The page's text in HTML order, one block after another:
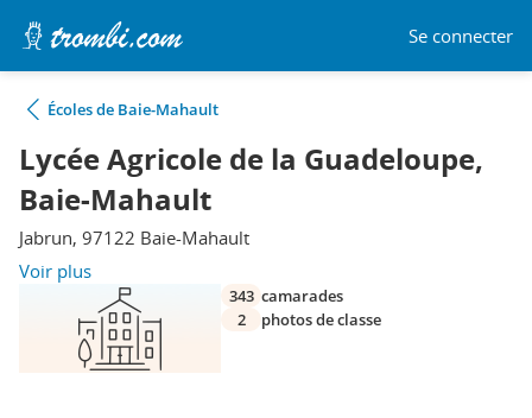
Se connecter
Écoles de Baie-Mahault
Lycée Agricole de la Guadeloupe,
Baie-Mahault
Jabrun, 97122 Baie-Mahault
Voir plus
343 camarades
2
photos de classe